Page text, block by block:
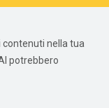
contenuti nella tua
potrebbero